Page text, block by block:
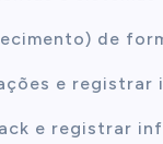
de
e registrar
e registrar